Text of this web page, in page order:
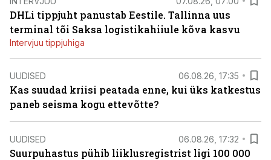
DHLi tippjuht panustab Eestile. Tallinna uus
terminal tõi Saksa logistikahiiule kõva kasvu
Intervjuu tippjuhiga
UUDISED 06.08.26, 17:35
Kas suudad kriisi peatada enne, kui üks katkestus
paneb seisma kogu ettevõtte?
UUDISED 06.08.26, 17:32
Suurpuhastus pühib liiklusregistrist ligi 100 000